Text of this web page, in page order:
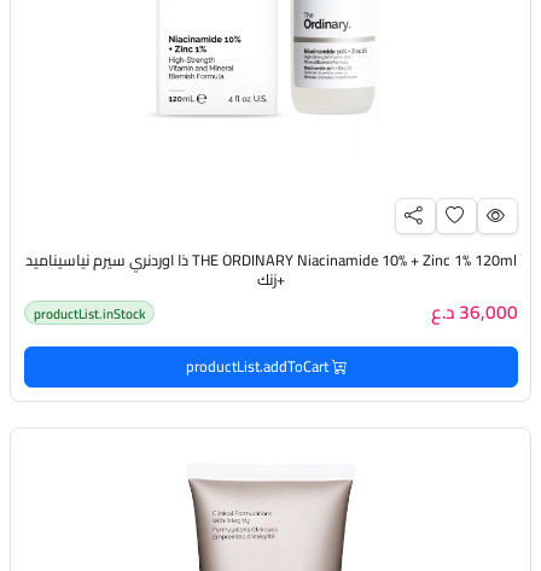
THE ORDINARY Niacinamide 10% + Zinc 1% 120ml ذا اوردنري سيرم نياسيناميد
+زنك
36,000 د.ع productList.inStock
productList.addToCart